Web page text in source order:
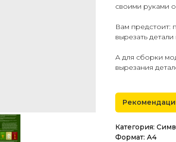
своими руками
Вам предстоит:
вырезать
А для сборки
вырезания
Категория:
Формат: А4